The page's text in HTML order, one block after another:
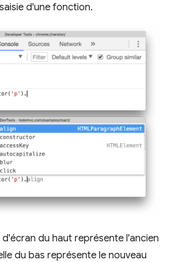
d'une fonction.
du haut représente l'ancien
du bas représente le nouveau